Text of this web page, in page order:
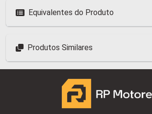
Equivalentes do Produto
Produtos Similares